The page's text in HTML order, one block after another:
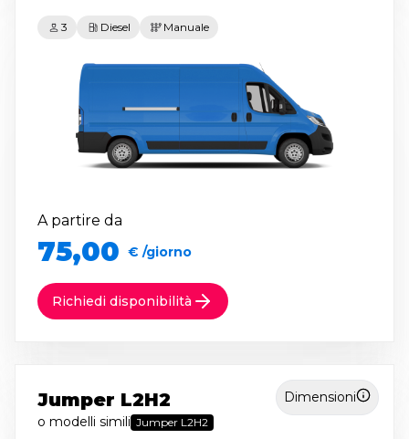
3 Diesel Manuale
A partire da
75,00 € /giorno
Richiedi disponibilità
Dimensioni
Jumper L2H2
o modelli simili Jumper L2H2